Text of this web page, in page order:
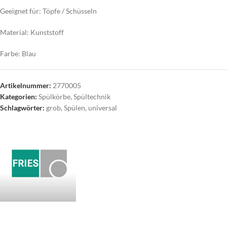
Geeignet für: Töpfe / Schüsseln
Material: Kunststoff
Farbe: Blau
Artikelnummer: 2770005
Kategorien: Spülkörbe, Spültechnik
Schlagwörter: grob, Spülen, universal